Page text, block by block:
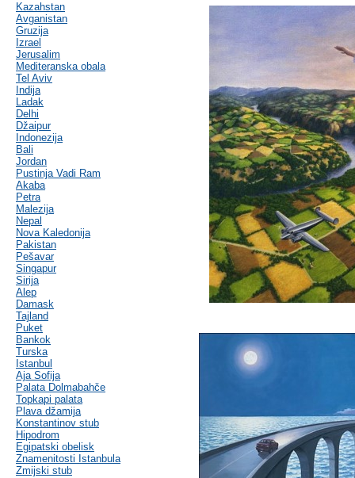
Kazahstan
Avganistan
Gruzija
Izrael
Jerusalim
Mediteranska obala
Tel Aviv
Indija
Ladak
Delhi
Džaipur
Indonezija
Bali
Jordan
Pustinja Vadi Ram
Akaba
Petra
Malezija
Nepal
Nova Kaledonija
Pakistan
Pešavar
Singapur
Sirija
Alep
Damask
Tajland
Puket
Bankok
Turska
Istanbul
Aja Sofija
Palata Dolmabahče
Topkapi palata
Plava džamija
Konstantinov stub
Hipodrom
Egipatski obelisk
Znamenitosti Istanbula
Zmijski stub